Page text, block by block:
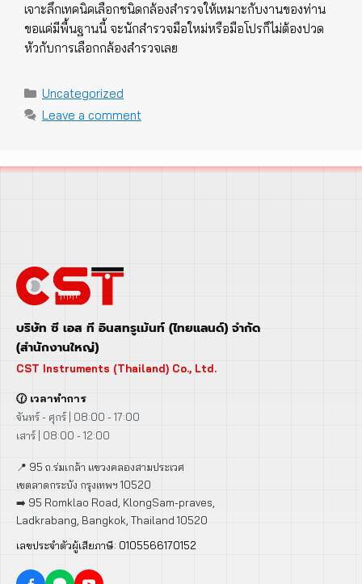
เจาะลึกเทคนิคเลือกชนิดกล้องสำรวจให้เหมาะกับงานของท่าน
ขอแค่มีพื้นฐานนี้ จะนักสำรวจมือใหม่หรือมือโปรก็ไม่ต้องปวด
หัวกับการเลือกกล้องสำรวจเลย
Categories
Uncategorized
Leave a comment
บริษัท ซี เอส ที อินสทรูเม้นท์ (ไทยแลนด์) จำกัด
(สำนักงานใหญ่)
CST Instruments (Thailand) Co., Ltd.
🕜 เวลาทำการ
จันทร์ - ศุกร์ | 08:00 - 17:00
เสาร์ | 08:00 - 12:00
📍 95 ถ.ร่มเกล้า แขวงคลองสามประเวศ
เขตลาดกระบัง กรุงเทพฯ 10520
➡️ 95 Romklao Road, KlongSam-praves,
Ladkrabang, Bangkok, Thailand 10520
เลขประจำตัวผู้เสียภาษี: 0105566170152